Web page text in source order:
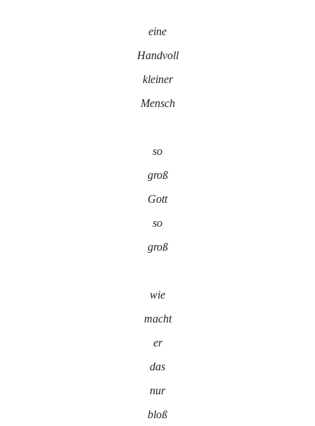
eine
Handvoll
kleiner
Mensch
so
groß
Gott
so
groß
wie
macht
er
das
nur
bloß